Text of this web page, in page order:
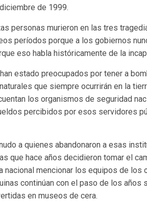
de 1999.
personas murieron en las tres
períodos porque a los gobiernos
eso habla históricamente de la
estado preocupados por tener a
que siempre ocurrirán en la
los organismos de seguridad
percibidos por esos servidores
a quienes abandonaron a esas
que hace años decidieron tomar el
nacional mencionar los equipos de
continúan con el paso de los años
en museos de cera.